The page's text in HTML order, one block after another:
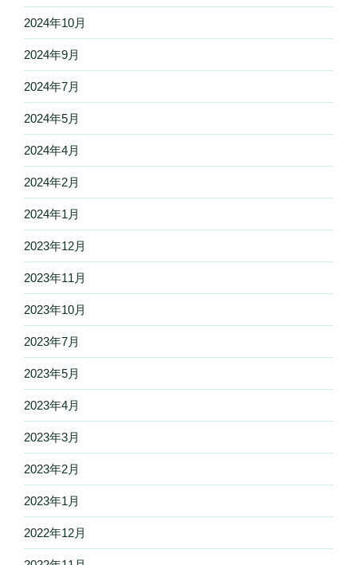
2024年10月
2024年9月
2024年7月
2024年5月
2024年4月
2024年2月
2024年1月
2023年12月
2023年11月
2023年10月
2023年7月
2023年5月
2023年4月
2023年3月
2023年2月
2023年1月
2022年12月